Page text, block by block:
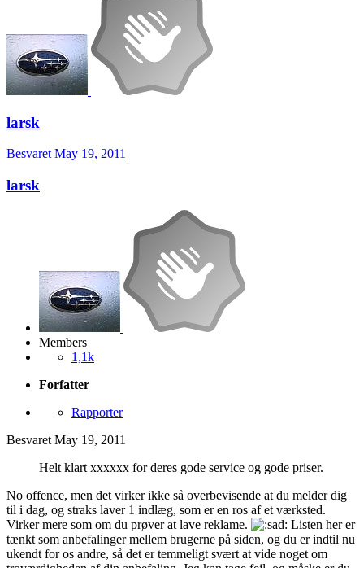
larsk
BesvaretMay 19, 2011
larsk
Members
1,1k
Forfatter
Rapporter
Besvaret May 19, 2011
Helt klart xxxxxx for deres gode service og gode priser.
No offence, men det virker ikke så overbevisende at du melder dig
til i dag, og straks laver 1 indlæg, som er en ros af et værksted.
Virker mere som om du prøver at lave reklame.
Listen her er
tænkt som anbefalinger mellem brugerne på siden, og du er indtil nu
ukendt for os andre, så det er temmeligt svært at vide noget om